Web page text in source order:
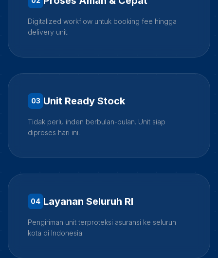
Digitalized workflow untuk booking fee hingga
delivery unit.
03 Unit Ready Stock
Tidak perlu inden berbulan-bulan. Unit siap
diproses hari ini.
04 Layanan Seluruh RI
Pengiriman unit terproteksi asuransi ke seluruh
kota di Indonesia.